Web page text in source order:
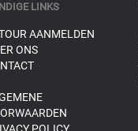
LINKS
AANMELDEN
ONS